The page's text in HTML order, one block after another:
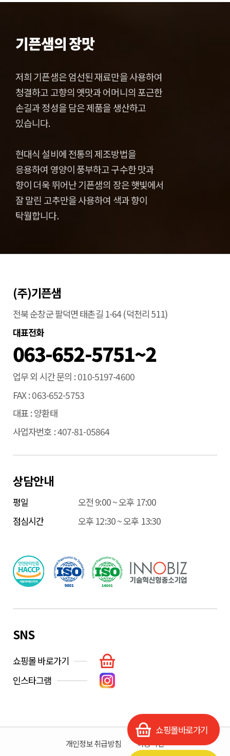
기픈샘의 장맛
저희 기픈샘은 엄선된 재료만을 사용하여
청결하고 고향의 옛맛과 어머니의 포근한
손길과 정성을 담은 제품을 생산하고
있습니다.
현대식 설비에 전통의 제조방법을
응용하여 영양이 풍부하고 구수한 맛과
향이 더욱 뛰어난 기픈샘의 장은 햇빛에서
잘 말린 고추만을 사용하여 색과 향이
탁월합니다.
쇼핑몰바로가기
(주)기픈샘
전북 순창군 팔덕면 태촌길 1-64 (덕천리 511)
대표전화
063-652-5751~2
업무 외 시간 문의 010-5197-4600
FAX 063-652-5753
대표 양환태
사업자번호 407-81-05864
상담안내
평일
오전 9:00 ~ 오후 17:00
점심시간
오후 12:30 ~ 오후 13:30
SNS
쇼핑몰 바로가기
인스타그램
개인정보 취급방침 이용약관